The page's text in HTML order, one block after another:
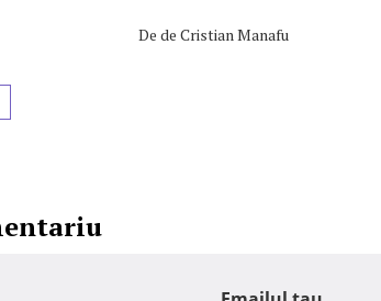
De de Cristian Manafu